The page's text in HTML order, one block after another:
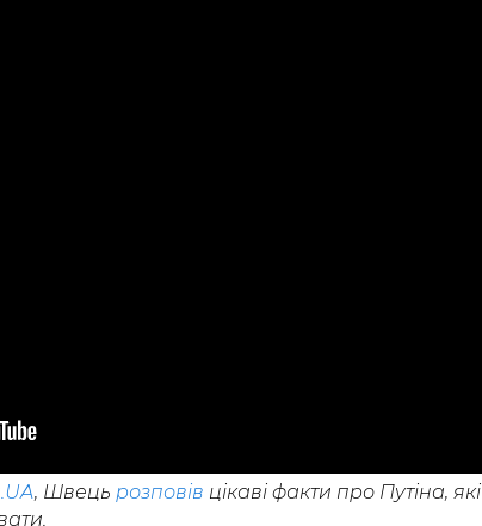
, Швець розповів цікаві факти про Путіна, які